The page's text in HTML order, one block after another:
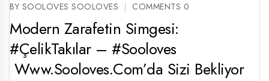
BY SOOLOVES SOOLOVES COMMENTS 0
Modern Zarafetin Simgesi:
#ÇelikTakılar – #sooloves
Www.sooloves.com’da Sizi Bekliyor